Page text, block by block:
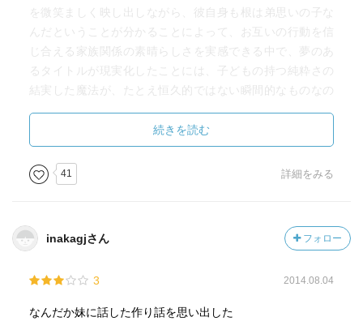
を微笑ましく映し出しながら、彼自身も根は弟思いの子な
んだということが分かることによって、お互いの行動を信
じ合える家族関係の素晴らしさを実感できる中で、夢のあ
るタイトルが現実化したことには、子どもの持つ純粋さの
結実した魔法が、たとえ恒久的ではない瞬間的なものなの
はっきりと目に焼き付けられるものなのだということを教
えてくれたのである。
続きを読む
41 詳細をみる
inakagjさん フォロー
3 2014.08.04
なんだか妹に話した作り話を思い出した